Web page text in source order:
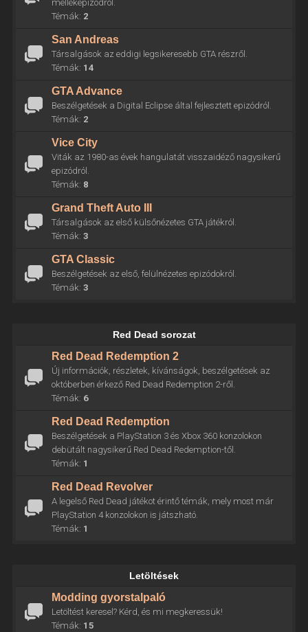
mellékepizódról.
Témák: 2
San Andreas
Társalgások az eddigi legsikeresebb GTA részről.
Témák: 14
GTA Advance
Beszélgetések a Digital Eclipse által fejlesztett epizódról.
Témák: 2
Vice City
Viták az 1980-as évek hangulatát visszaidéző nagysikerű
epizódról.
Témák: 8
Grand Theft Auto III
Társalgások az első külsőnézetes GTA játékról.
Témák: 3
GTA Classic
Beszélgetések az első, felülnézetes epizódokról.
Témák: 3
Red Dead sorozat
Red Dead Redemption 2
Új információk, részletek, kívánságok, beszélgetések az
októberben érkező Red Dead Redemption 2-ről.
Témák: 6
Red Dead Redemption
Beszélgetések a PlayStation 3 és Xbox 360 konzolokon
debütált nagysikerű Red Dead Redemption-től.
Témák: 1
Red Dead Revolver
A legelső Red Dead játékot érintő témák, mely most már
PlayStation 4 konzolokon is játszható.
Témák: 1
Letöltések
Modding gyorstalpaló
Letöltést keresel? Kérd, és mi megkeressük!
Témák: 15